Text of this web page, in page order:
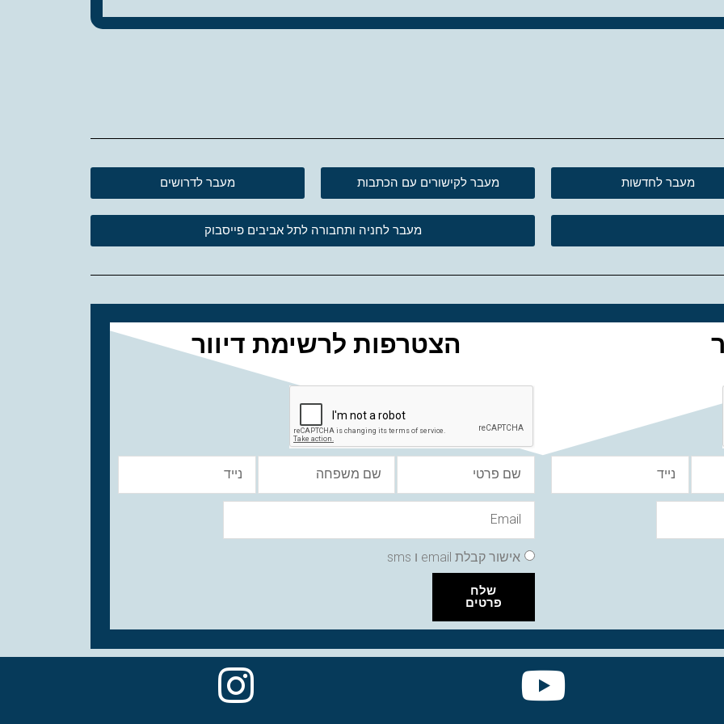
מעבר לחדשות מעבר לקישורים עם הכתבות מעבר לדרושים
מעבר לחניה ותחבורה לתל אביבים פייסבוק
הצטרפות לרשימת דיוור
אישור קבלת email ו sms
שלח
פרטים